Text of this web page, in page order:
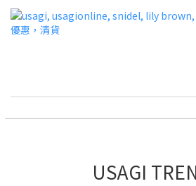
USAGI